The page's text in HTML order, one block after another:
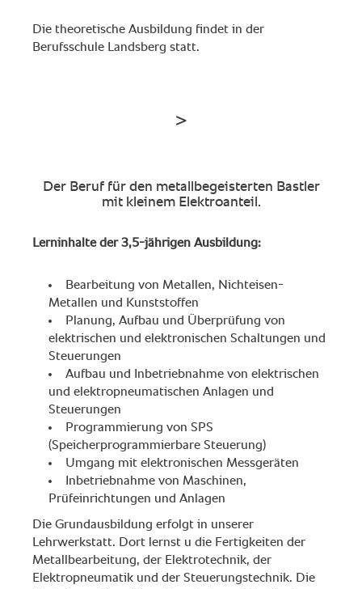
Die theoretische Ausbildung findet in der
Berufsschule Landsberg statt.
Der Beruf für den metallbegeisterten Bastler
mit kleinem Elektroanteil.
Lerninhalte der 3,5-jährigen Ausbildung:
Bearbeitung von Metallen, Nichteisen-
Metallen und Kunststoffen
Planung, Aufbau und Überprüfung von
elektrischen und elektronischen Schaltungen und
Steuerungen
Aufbau und Inbetriebnahme von elektrischen
und elektropneumatischen Anlagen und
Steuerungen
Programmierung von SPS
(Speicherprogrammierbare Steuerung)
Umgang mit elektronischen Messgeräten
Inbetriebnahme von Maschinen,
Prüfeinrichtungen und Anlagen
Die Grundausbildung erfolgt in unserer
Lehrwerkstatt. Dort lernst u die Fertigkeiten der
Metallbearbeitung, der Elektrotechnik, der
Elektropneumatik und der Steuerungstechnik. Die